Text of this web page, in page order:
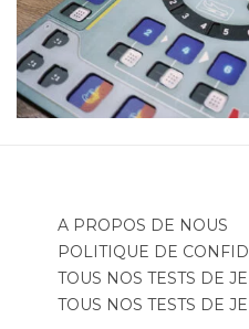
A PROPOS DE NOUS
POLITIQUE DE
TOUS NOS TESTS DE
TOUS NOS TESTS DE